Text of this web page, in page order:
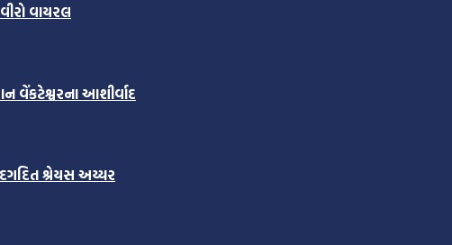
વાયરલ
વેંકટેશ્વરના આશીર્વાદ
શ્રેયસ અય્યર